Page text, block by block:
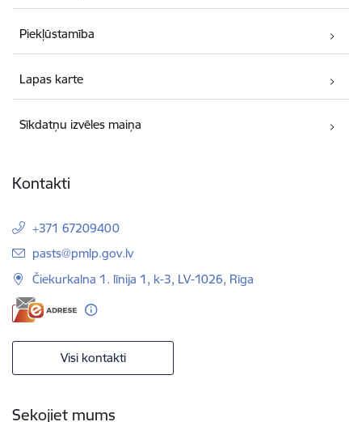
Piekļūstamība
Lapas karte
Sīkdatņu izvēles maiņa
Kontakti
+371 67209400
E-pasts:
pasts@pmlp.gov.lv
Čiekurkalna 1. līnija 1, k-3, LV-1026, Rīga
Visi kontakti
Sekojiet mums